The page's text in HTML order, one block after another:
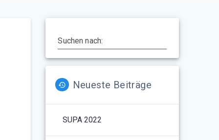
Outlook Live
Suchen nach:
Neueste Beiträge
SUPA 2022